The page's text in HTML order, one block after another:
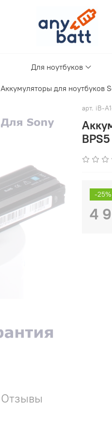
Для ноутбуков
Аккумуляторы для ноутбуков
арт. iB-
-25%
4
Отзывы